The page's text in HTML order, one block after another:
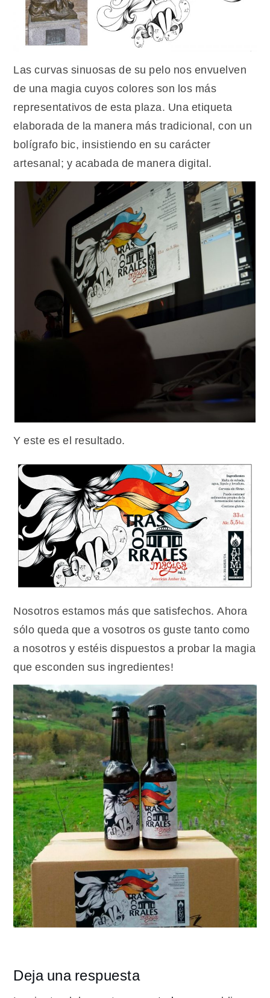
Las curvas sinuosas de su pelo nos envuelven
de una magia cuyos colores son los más
representativos de esta plaza. Una etiqueta
elaborada de la manera más tradicional, con un
bolígrafo bic, insistiendo en su carácter
artesanal; y acabada de manera digital.
Y este es el resultado.
Nosotros estamos más que satisfechos. Ahora
sólo queda que a vosotros os guste tanto como
a nosotros y estéis dispuestos a probar la magia
que esconden sus ingredientes!
Deja una respuesta